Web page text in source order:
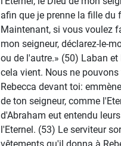
afin que je prenne la fille du
Maintenant, si vous voulez
mon seigneur, déclarez-le-
ou de l'autre.» (50) Laban
cela vient. Nous ne
Rebecca devant toi:
de ton seigneur, comme
d'Abraham eut entendu
l'Eternel. (53) Le serviteur